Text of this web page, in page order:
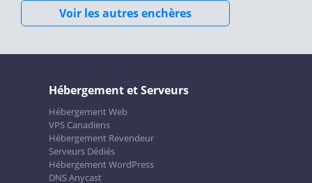
Voir les autres enchères
Hébergement et Serveurs
Hébergement Web
VPS Canadiens
Hébergement Revendeur
Serveurs Dédiés
Hébergement WordPress
DNS Anycast